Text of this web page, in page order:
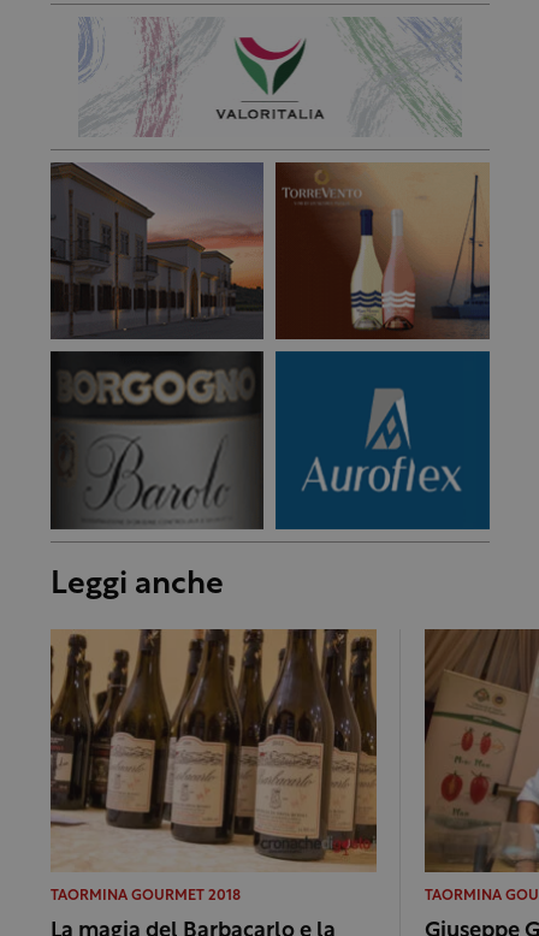
Leggi anche
TAORMINA GOURMET 2018
La magia del Barbacarlo e la
TAORMINA
Giuseppe